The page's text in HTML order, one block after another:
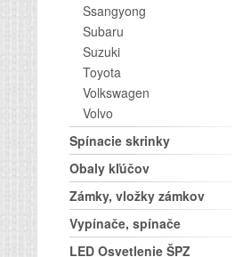
Ssangyong
Subaru
Suzuki
Toyota
Volkswagen
Volvo
Spínacie skrinky
Obaly kľúčov
Zámky, vložky zámkov
Vypínače, spínače
LED Osvetlenie ŠPZ